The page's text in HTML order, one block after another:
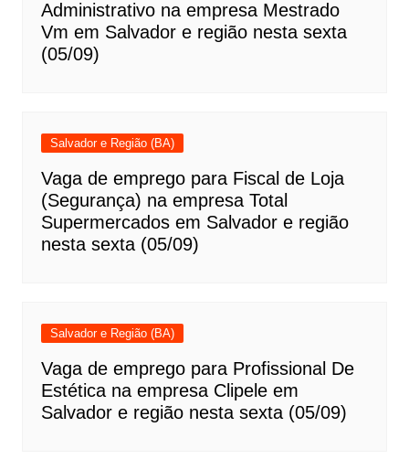
Administrativo na empresa Mestrado
Vm em Salvador e região nesta sexta
(05/09)
Salvador e Região (BA)
Vaga de emprego para Fiscal de Loja
(Segurança) na empresa Total
Supermercados em Salvador e região
nesta sexta (05/09)
Salvador e Região (BA)
Vaga de emprego para Profissional De
Estética na empresa Clipele em
Salvador e região nesta sexta (05/09)